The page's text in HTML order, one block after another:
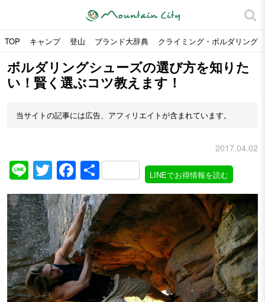
TOP キャンプ 登山 ブランド大辞典 クライミング・ボルダリング
ボルダリングシューズの選び方を知りた
い！賢く選ぶコツ教えます！
当サイトの記事には広告、アフィリエイトが含まれています。
2017.04.02
LineTwitter
Facebook
共
有
LINEでお得情報を読む